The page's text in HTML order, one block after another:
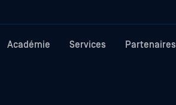
Académie Services Partenaires